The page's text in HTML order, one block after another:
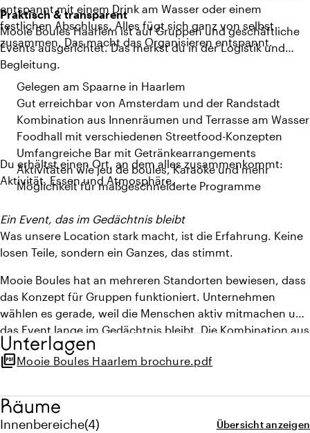
entspannt mit einem Drink am Wasser oder einem
festlichen Abschluss. Alles fügt sich ganz von selbst
zusammen. Das macht das Organisieren entspannt.
Praktisch & transparent
Mooie Boules Haarlem ist auf Gruppen und geschäftliche
Events ausgerichtet. Das merkst du in der Logistik und
Begleitung.
Gelegen am Spaarne in Haarlem
Gut erreichbar von Amsterdam und der Randstadt
Kombination aus Innenräumen und Terrasse am Wasser
Foodhall mit verschiedenen Streetfood-Konzepten
Umfangreiche Bar mit Getränkearrangements
Aktivitäten wie jeu de boules, Karaoke und mehr
Möglichkeit für maßgeschneiderte Programme
Du erhältst einen Ort, an dem alles zusammenkommt:
Aktivität, Essen und Atmosphäre.
Ein Event, das im Gedächtnis bleibt
Was unsere Location stark macht, ist die Erfahrung. Keine
losen Teile, sondern ein Ganzes, das stimmt.
Mooie Boules hat an mehreren Standorten bewiesen, dass
das Konzept für Gruppen funktioniert. Unternehmen
wählen es gerade, weil die Menschen aktiv mitmachen und
das Event lange im Gedächtnis bleibt. Die Kombination aus
Spiel und Gastronomie sorgt für Engagement, ohne dass
du es erzwingen musst.
Plane dein Event bei Mooie Boules Haarlem
Willst du eine Location, die sofort Energie in deine Gruppe
bringt? Dann ist dies eine logische Wahl. Plane eine
Unterlagen
picture_as_pdfMooie Boules Haarlem brochure.pdf
Räume
Innenbereiche
Menge innenbereiche: 4
(4) Übersicht anzeigen